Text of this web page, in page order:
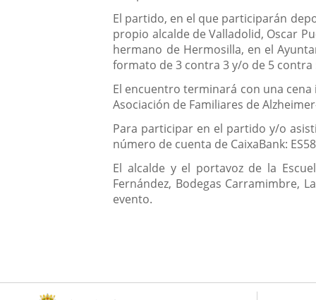
El partido, en el que participarán
propio alcalde de Valladolid, Oscar
hermano de Hermosilla, en el
formato de 3 contra 3 y/o de 5 contra
El encuentro terminará con una
Asociación de Familiares de
Para participar en el partido y/o
número de cuenta de CaixaBank:
El alcalde y el portavoz de la
Fernández, Bodegas Carramimbre,
evento.